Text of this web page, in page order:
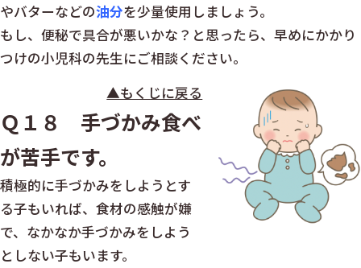
やバターなどの油分を少量使用しましょう。
もし、便秘で具合が悪いかな？と思ったら、早めにかかり
つけの小児科の先生にご相談ください。
▲もくじに戻る
Ｑ１８ 手づかみ食べ
が苦手です。
積極的に手づかみをしようとす
る子もいれば、食材の感触が嫌
で、なかなか手づかみをしよう
としない子もいます。